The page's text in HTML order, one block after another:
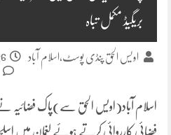
بریگیڈ مکمل تباہ
اویس الحق پنڈی پوسٹ،اسلام آباد
اسلام آباد(اویس الحق سے)پاک فضائیہ
فضائی کارروائی کرتے ہوئے لغمان میں